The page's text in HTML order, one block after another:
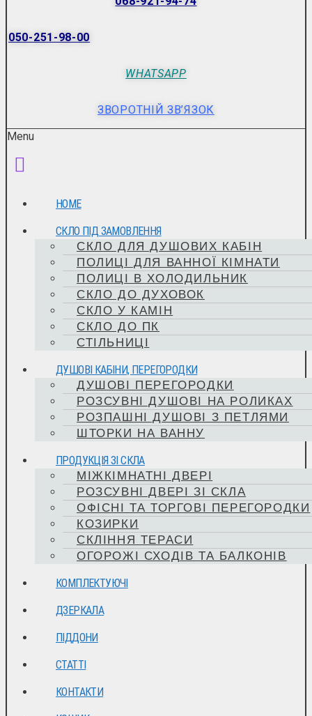
050-251-98-00
WHATSAPP
ЗВОРОТНІЙ ЗВ’ЯЗОК
Menu
HOME
СКЛО ПІД ЗАМОВЛЕННЯ
СКЛО ДЛЯ ДУШОВИХ КАБІН
ПОЛИЦІ ДЛЯ ВАННОЇ КІМНАТИ
ПОЛИЦІ В ХОЛОДИЛЬНИК
СКЛО ДО ДУХОВОК
СКЛО У КАМІН
СКЛО ДО ПК
СТІЛЬНИЦІ
ДУШОВІ КАБІНИ, ПЕРЕГОРОДКИ
ДУШОВІ ПЕРЕГОРОДКИ
РОЗСУВНІ ДУШОВІ НА РОЛИКАХ
РОЗПАШНІ ДУШОВІ З ПЕТЛЯМИ
ШТОРКИ НА ВАННУ
ПРОДУКЦІЯ ЗІ СКЛА
МІЖКІМНАТНІ ДВЕРІ
РОЗСУВНІ ДВЕРІ ЗІ СКЛА
ОФІСНІ ТА ТОРГОВІ ПЕРЕГОРОДКИ
КОЗИРКИ
СКЛІННЯ ТЕРАСИ
ОГОРОЖІ СХОДІВ ТА БАЛКОНІВ
КОМПЛЕКТУЮЧІ
ДЗЕРКАЛА
ПІДДОНИ
СТАТТІ
КОНТАКТИ